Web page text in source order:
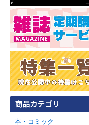
本・コミック